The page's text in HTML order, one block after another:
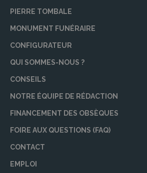
PIERRE TOMBALE
MONUMENT FUNÉRAIRE
CONFIGURATEUR
QUI SOMMES-NOUS ?
CONSEILS
NOTRE ÉQUIPE DE RÉDACTION
FINANCEMENT DES OBSÈQUES
FOIRE AUX QUESTIONS (FAQ)
CONTACT
EMPLOI